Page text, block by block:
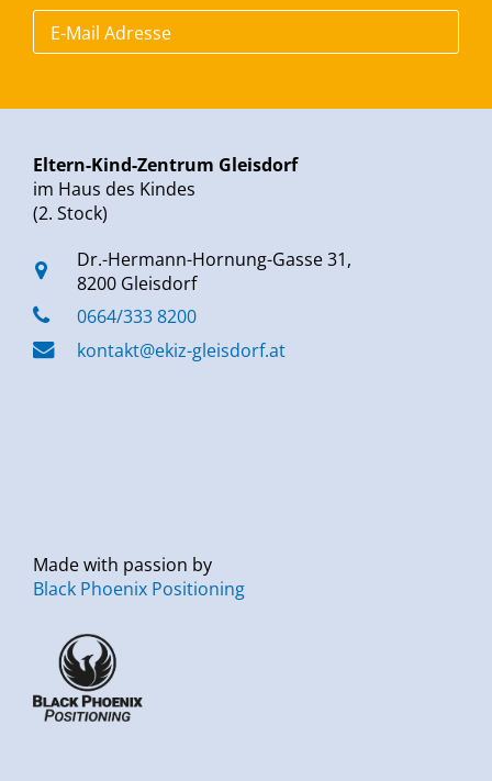
Eltern-Kind-Zentrum Gleisdorf
im Haus des Kindes
(2. Stock)
Dr.-Hermann-Hornung-Gasse 31,
8200 Gleisdorf
0664/333 8200
kontakt@ekiz-gleisdorf.at
Made with passion by
Black Phoenix Positioning